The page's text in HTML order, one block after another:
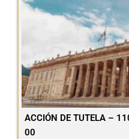
ACCIÓN DE TUTELA –
00